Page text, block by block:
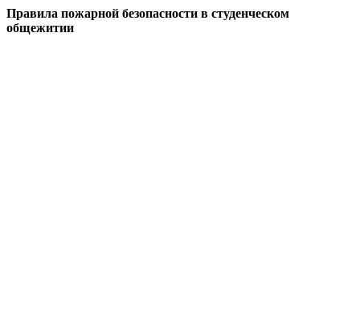
Правила пожарной безопасности в студенческом
общежитии